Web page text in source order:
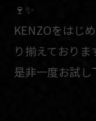
🍷✨
KENZOをはじ
り揃えておりま
是非一度お試し